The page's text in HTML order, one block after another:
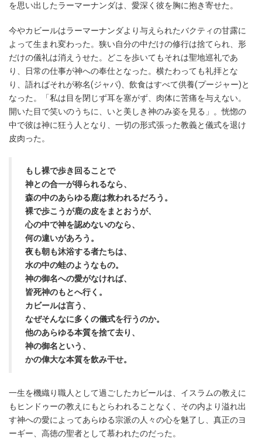
を思い出したラーマーナンダは、愛深く彼を胸に抱き寄せた。
今やカビールはラーマーナンダより与えられたバクティの甘露に
よって生まれ変わった。狭い自分の中だけの修行は捨てられ、形
だけの儀礼は消えうせた。どこを歩いてもそれは聖地巡礼であ
り、日常の仕事が神への奉仕となった。横たわっても礼拝とな
り、語ればそれが称名(ジャパ)、飲食はすべて供養(プージャー)と
なった。「私は目を閉じず耳を塞がず、肉体に苦痛を与えない。
開いた目で笑いのうちに、いと美しき神のみ姿を見る」。恍惚の
中で彼は神に狂う人となり、一切の形式張った教義と儀式を退け
皮肉った。
もし裸で歩き回ることで
神との合一が得られるなら、
森の中のあらゆる鹿は救われるだろう。
裸で歩こうが鹿の皮をまとおうが、
心の中で神を認めないのなら、
何の違いがあろう。
夜も朝も沐浴する者たちは、
水の中の蛙のようなもの。
神の御名への愛がなければ、
皆死神のもとへ行く。
カビールは言う、
なぜそんなに多くの儀式を行うのか。
他のあらゆる本質を捨て去り、
神の御名という、
かの偉大な本質を飲み干せ。
一生を機織り職人として過ごしたカビールは、イスラムの教えに
もヒンドゥーの教えにもとらわれることなく、その内より溢れ出
す神への愛によってあらゆる宗派の人々の心を魅了し、真正のヨ
ーギー、高徳の聖者として慕われたのだった。